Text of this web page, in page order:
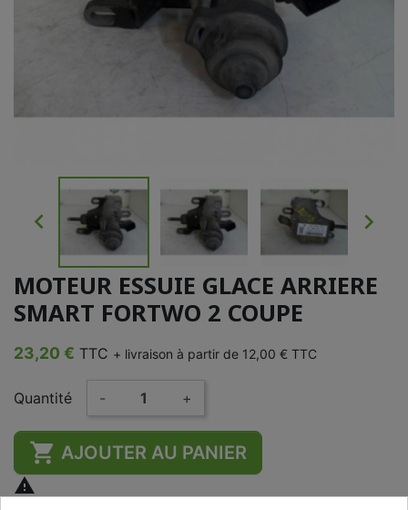
 
MOTEUR ESSUIE GLACE ARRIERE
SMART FORTWO 2 COUPE
23,20 € TTC + livraison à partir de 12,00 € TTC
Quantité - +
 AJOUTER AU PANIER
